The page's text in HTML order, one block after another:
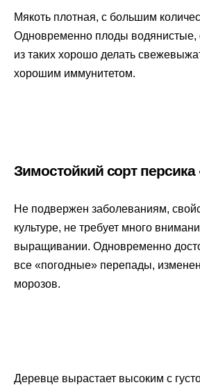
Мякоть плотная, с большим
Одновременно плоды водянистые,
из таких хорошо делать
хорошим иммунитетом.
Зимостойкий сорт
Не подвержен заболеваниям,
культуре, не требует много
выращивании. Одновременно
все «погодные» перепады,
морозов.
Деревце вырастает высоким с